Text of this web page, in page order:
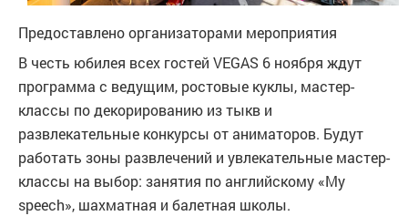
Предоставлено организаторами мероприятия
В честь юбилея всех гостей VEGAS 6 ноября ждут
программа с ведущим, ростовые куклы, мастер-
классы по декорированию из тыкв и
развлекательные конкурсы от аниматоров. Будут
работать зоны развлечений и увлекательные мастер-
классы на выбор: занятия по английскому «My
speech», шахматная и балетная школы.